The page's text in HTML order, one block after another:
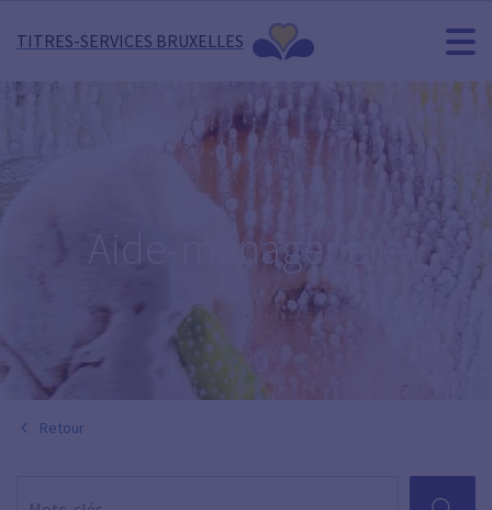
TITRES-SERVICES BRUXELLES
Aide-ménager·ère
Retour